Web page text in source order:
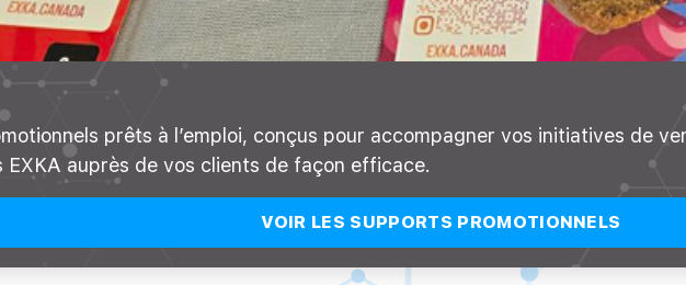
prêts à l’emploi, conçus pour accompagner vos initiatives de
auprès de vos clients de façon efficace.
VOIR LES SUPPORTS PROMOTIONNELS